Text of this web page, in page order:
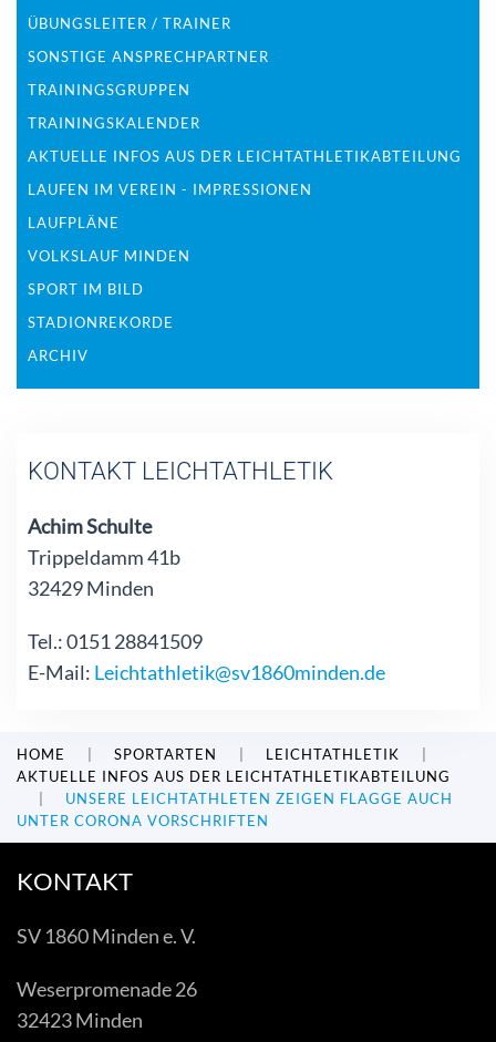
ÜBUNGSLEITER / TRAINER
SONSTIGE ANSPRECHPARTNER
TRAININGSGRUPPEN
TRAININGSKALENDER
AKTUELLE INFOS AUS DER LEICHTATHLETIKABTEILUNG
LAUFEN IM VEREIN - IMPRESSIONEN
LAUFPLÄNE
VOLKSLAUF MINDEN
SPORT IM BILD
STADIONREKORDE
ARCHIV
KONTAKT LEICHTATHLETIK
Achim Schulte
Trippeldamm 41b
32429 Minden
Tel.: 0151 28841509
E-Mail: Leichtathletik@sv1860minden.de
HOME SPORTARTEN
LEICHTATHLETIK
AKTUELLE INFOS AUS DER LEICHTATHLETIKABTEILUNG
UNSERE LEICHTATHLETEN ZEIGEN FLAGGE AUCH
UNTER CORONA VORSCHRIFTEN
KONTAKT
SV 1860 Minden e. V.
Weserpromenade 26
32423 Minden